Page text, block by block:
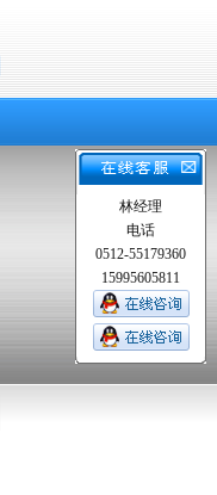
林经理
电话
0512-55179360
15995605811